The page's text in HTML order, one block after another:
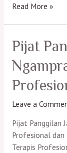
Pijat
dan
di
Cianjur
Terbaik
Terapis
Profesional
Bermanfaat
Read More »
Pijat
Leave a
Pijat Panggilan
Profesional
Terapis